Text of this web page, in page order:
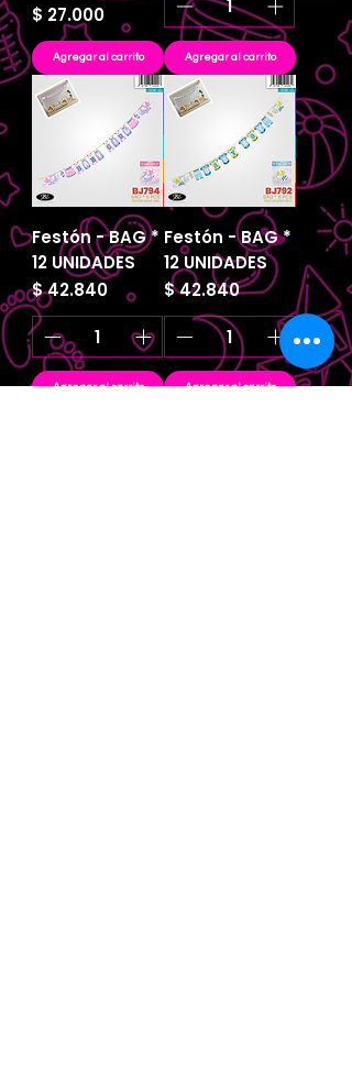
Precio
$ 27.000
Agregar al carrito Agregar al carrito
Festón - BAG *
12 UNIDADES
Precio
$ 42.840
Agregar al carrito
Festón - BAG *
12 UNIDADES
Precio
$ 42.840
Agregar al carrito